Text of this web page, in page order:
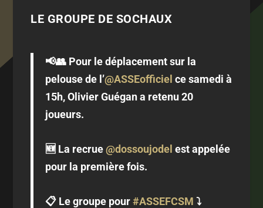
LE GROUPE DE SOCHAUX
📢👥 Pour le déplacement sur la
pelouse de l’@ASSEofficiel ce samedi à
15h, Olivier Guégan a retenu 20
joueurs.
🆕 La recrue@dossoujodel est appelée
pour la première fois.
📋 Le groupe pour#ASSEFCSM ⤵️